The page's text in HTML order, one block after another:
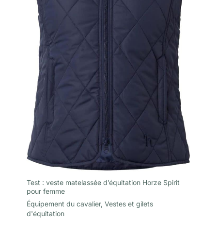
Test : veste matelassée d’équitation Horze Spirit
pour femme
Équipement du cavalier, Vestes et gilets
d'équitation